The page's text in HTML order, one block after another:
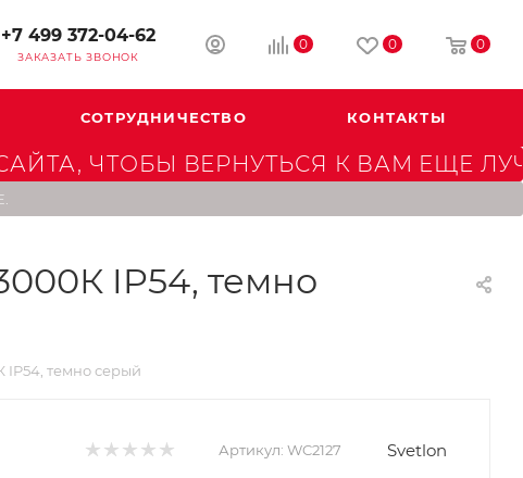
+7 499 372-04-62
ЗАКАЗАТЬ ЗВОНОК
0 0 0
СОТРУДНИЧЕСТВО КОНТАКТЫ
ЧТОБЫ ВЕРНУТЬСЯ К ВАМ ЕЩЕ
IP54, темно
IP54, темно серый
Артикул: WC2127 Svetlon